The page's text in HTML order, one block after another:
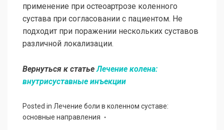
применение при остеоартрозе коленного
сустава при согласовании с пациентом. Не
подходит при поражении нескольких суставов
различной локализации.
Вернуться к статьеЛечение колена:
внутрисуставные инъекции
Posted in Лечение боли в коленном суставе:
основные направления